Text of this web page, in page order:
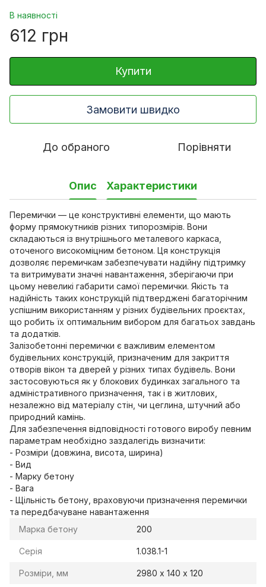
В наявності
612 грн
Купити
Замовити швидко
До обраного Порівняти
Опис Характеристики
Перемички — це конструктивні елементи, що мають
форму прямокутників різних типорозмірів. Вони
складаються із внутрішнього металевого каркаса,
оточеного високоміцним бетоном. Ця конструкція
дозволяє перемичкам забезпечувати надійну підтримку
та витримувати значні навантаження, зберігаючи при
цьому невеликі габарити самої перемички. Якість та
надійність таких конструкцій підтверджені багаторічним
успішним використанням у різних будівельних проєктах,
що робить їх оптимальним вибором для багатьох завдань
та додатків.
Залізобетонні перемички є важливим елементом
будівельних конструкцій, призначеним для закриття
отворів вікон та дверей у різних типах будівель. Вони
застосовуються як у блокових будинках загального та
адміністративного призначення, так і в житлових,
незалежно від матеріалу стін, чи цеглина, штучний або
природний камінь.
Для забезпечення відповідності готового виробу певним
параметрам необхідно заздалегідь визначити:
- Розміри (довжина, висота, ширина)
- Вид
- Марку бетону
- Вага
- Щільність бетону, враховуючи призначення перемички
та передбачуване навантаження
Марка бетону
200
Серія 1.038.1-1
Розміри, мм 2980 х 140 х 120